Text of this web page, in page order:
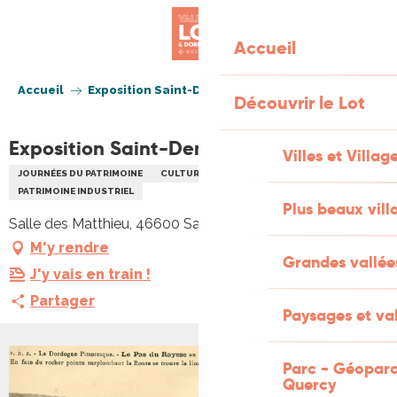
Accueil
Découvrir le Lot
Villes et
Plus beaux
Grandes
Paysages et
Parc -
Quercy
Accueil Exposition Saint-Denis au fil du temps
Exposition Saint-Denis au fil du temps
JOURNÉES DU PATRIMOINE CULTURELLE
PATRIMOINE INDUSTRIEL
Salle des Matthieu, 46600 Saint-Denis-lès-Martel
M'y rendre
J'y vais en train !
Partager
+1 PHOTO